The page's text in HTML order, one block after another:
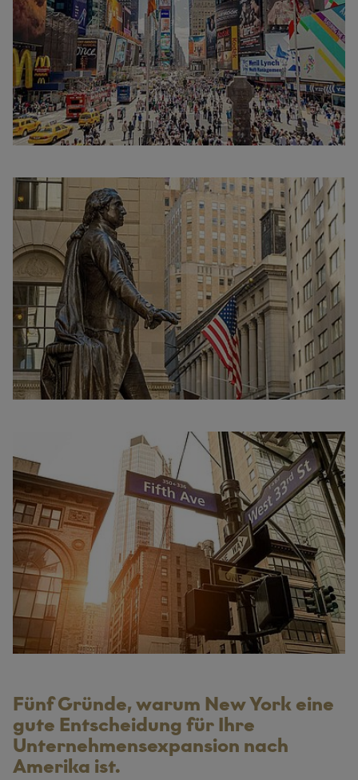
Fünf Gründe, warum New York eine
gute Entscheidung für Ihre
Unternehmensexpansion nach
Amerika ist.